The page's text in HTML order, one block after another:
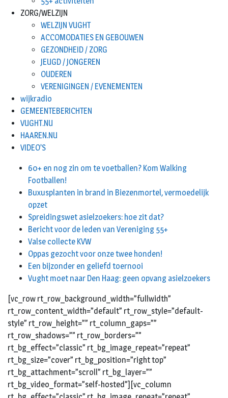
ZORG/WELZIJN
WELZIJN VUGHT
ACCOMODATIES EN GEBOUWEN
GEZONDHEID / ZORG
JEUGD / JONGEREN
OUDEREN
VERENIGINGEN / EVENEMENTEN
wijkradio
GEMEENTEBERICHTEN
VUGHT.NU
HAAREN.NU
VIDEO’S
60+ en nog zin om te voetballen? Kom Walking
Footballen!
Buxusplanten in brand in Biezenmortel, vermoedelijk
opzet
Spreidingswet asielzoekers: hoe zit dat?
Bericht voor de leden van Vereniging 55+
Valse collecte KVW
Oppas gezocht voor onze twee honden!
Een bijzonder en geliefd toernooi
Vught moet naar Den Haag: geen opvang asielzoekers
[vc_row rt_row_background_width=”fullwidth”
rt_row_content_width=”default” rt_row_style=”default-
style” rt_row_height=”” rt_column_gaps=””
rt_row_shadows=”” rt_row_borders=””
rt_bg_effect=”classic” rt_bg_image_repeat=”repeat”
rt_bg_size=”cover” rt_bg_position=”right top”
rt_bg_attachment=”scroll” rt_bg_layer=””
rt_bg_video_format=”self-hosted”][vc_column